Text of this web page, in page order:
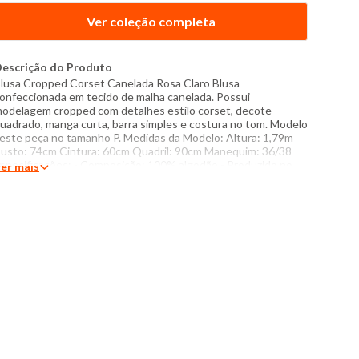
Ver coleção completa
do Produto
Cropped Corset Canelada Rosa Claro Blusa
em tecido de malha canelada. Possui
cropped com detalhes estilo corset, decote
manga curta, barra simples e costura no tom. Modelo
peça no tamanho P. Medidas da Modelo: Altura: 1,79m
74cm Cintura: 60cm Quadril: 90cm Manequim: 36/38
- Composição: 100% algodão - Produzido no
mais